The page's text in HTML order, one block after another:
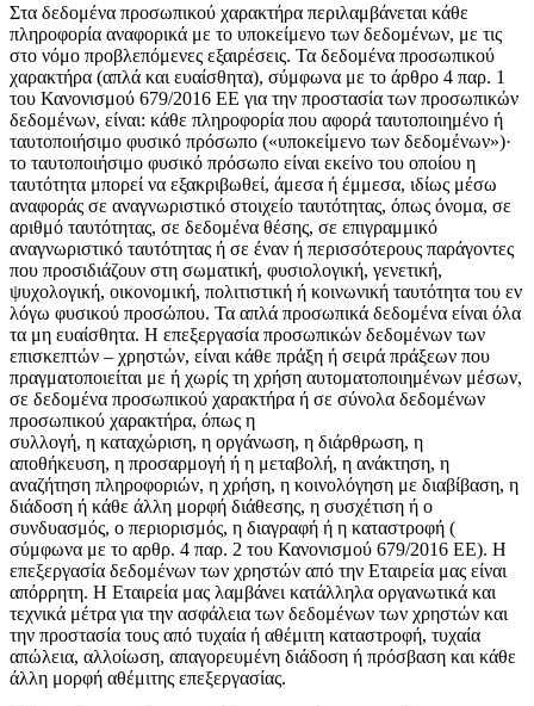
Στα δεδομένα προσωπικού χαρακτήρα περιλαμβάνεται κάθε
πληροφορία αναφορικά με το υποκείμενο των δεδομένων, με τις
στο νόμο προβλεπόμενες εξαιρέσεις. Τα δεδομένα προσωπικού
χαρακτήρα (απλά και ευαίσθητα), σύμφωνα με το άρθρο 4 παρ. 1
του Κανονισμού 679/2016 ΕΕ για την προστασία των προσωπικών
δεδομένων, είναι: κάθε πληροφορία που αφορά ταυτοποιημένο ή
ταυτοποιήσιμο φυσικό πρόσωπο («υποκείμενο των δεδομένων»)·
το ταυτοποιήσιμο φυσικό πρόσωπο είναι εκείνο του οποίου η
ταυτότητα μπορεί να εξακριβωθεί, άμεσα ή έμμεσα, ιδίως μέσω
αναφοράς σε αναγνωριστικό στοιχείο ταυτότητας, όπως όνομα, σε
αριθμό ταυτότητας, σε δεδομένα θέσης, σε επιγραμμικό
αναγνωριστικό ταυτότητας ή σε έναν ή περισσότερους παράγοντες
που προσιδιάζουν στη σωματική, φυσιολογική, γενετική,
ψυχολογική, οικονομική, πολιτιστική ή κοινωνική ταυτότητα του εν
λόγω φυσικού προσώπου. Τα απλά προσωπικά δεδομένα είναι όλα
τα μη ευαίσθητα. Η επεξεργασία προσωπικών δεδομένων των
επισκεπτών – χρηστών, είναι κάθε πράξη ή σειρά πράξεων που
πραγματοποιείται με ή χωρίς τη χρήση αυτοματοποιημένων μέσων,
σε δεδομένα προσωπικού χαρακτήρα ή σε σύνολα δεδομένων
προσωπικού χαρακτήρα, όπως η
συλλογή, η καταχώριση, η οργάνωση, η διάρθρωση, η
αποθήκευση, η προσαρμογή ή η μεταβολή, η ανάκτηση, η
αναζήτηση πληροφοριών, η χρήση, η κοινολόγηση με διαβίβαση, η
διάδοση ή κάθε άλλη μορφή διάθεσης, η συσχέτιση ή ο
συνδυασμός, ο περιορισμός, η διαγραφή ή η καταστροφή (
σύμφωνα με το αρθρ. 4 παρ. 2 του Κανονισμού 679/2016 ΕΕ). Η
επεξεργασία δεδομένων των χρηστών από την Εταιρεία μας είναι
απόρρητη. Η Εταιρεία μας λαμβάνει κατάλληλα οργανωτικά και
τεχνικά μέτρα για την ασφάλεια των δεδομένων των χρηστών και
την προστασία τους από τυχαία ή αθέμιτη καταστροφή, τυχαία
απώλεια, αλλοίωση, απαγορευμένη διάδοση ή πρόσβαση και κάθε
άλλη μορφή αθέμιτης επεξεργασίας.